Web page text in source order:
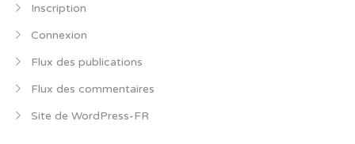
Inscription
Connexion
Flux des publications
Flux des commentaires
Site de WordPress-FR